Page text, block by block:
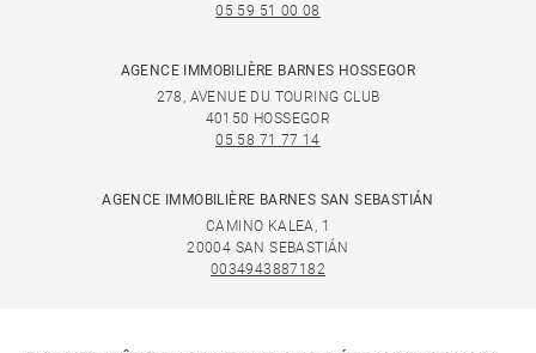
05 59 51 00 08
AGENCE IMMOBILIÈRE BARNES HOSSEGOR
278, AVENUE DU TOURING CLUB
40150 HOSSEGOR
05 58 71 77 14
AGENCE IMMOBILIÈRE BARNES SAN SEBASTIÁN
CAMINO KALEA, 1
20004 SAN SEBASTIÁN
0034943887182